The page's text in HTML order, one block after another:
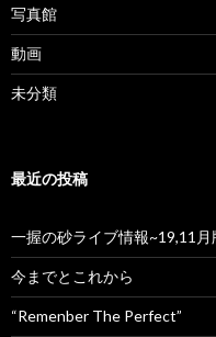
写真館
動画
未分類
最近の投稿
一握の砂ライブ情報~19,11月
今までとこれから
“Remenber The Perfect”